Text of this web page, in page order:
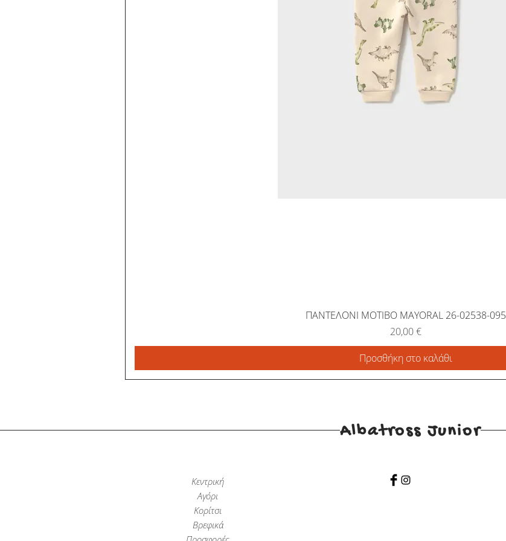
ΠΑΝΤΕΛΟΝΙ ΜΟΤΙΒΟ MAYORAL 26-02538-095
Τιμή
20,00 €
Προσθήκη στο καλάθι
Albatross Junior
Κεντρική
Αγόρι
Κορίτσι
Βρεφικά